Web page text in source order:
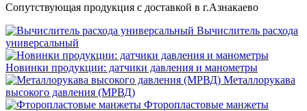
Сопутствующая продукция с доставкой в г.Азнакаево
Вычислитель расхода
универсальный
Новинки продукции: датчики давления и манометры
Металлорукава
высокого давления (МРВД)
Фторопластовые манжеты